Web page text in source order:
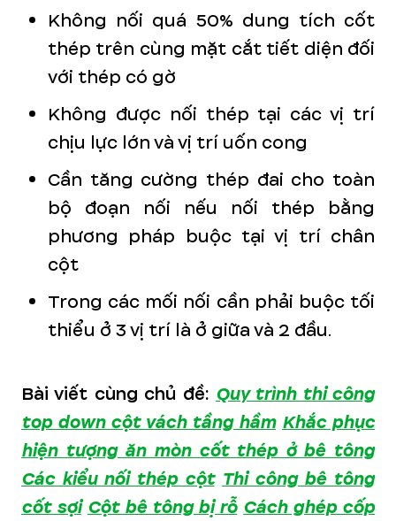
Không nối quá 50% dung tích cốt
thép trên cùng mặt cắt tiết diện đối
với thép có gờ
Không được nối thép tại các vị trí
chịu lực lớn và vị trí uốn cong
Cần tăng cường thép đai cho toàn
bộ đoạn nối nếu nối thép bằng
phương pháp buộc tại vị trí chân
cột
Trong các mối nối cần phải buộc tối
thiểu ở 3 vị trí là ở giữa và 2 đầu.
Bài viết cùng chủ đề: Quy trình thi công
top down cột vách tầng hầm Khắc phục
hiện tượng ăn mòn cốt thép ở bê tông
Các kiểu nối thép cột Thi công bê tông
cốt sợi Cột bê tông bị rỗ Cách ghép cốp